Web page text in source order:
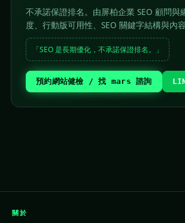
不承諾保證排名。由屏柏企業 SEO 顧問
度、行動版可用性、SEO 關鍵字結構與內
「SEO 是長期優化，不承諾保證排名。」
預約網站健檢 / 找 mars 諮詢
關於